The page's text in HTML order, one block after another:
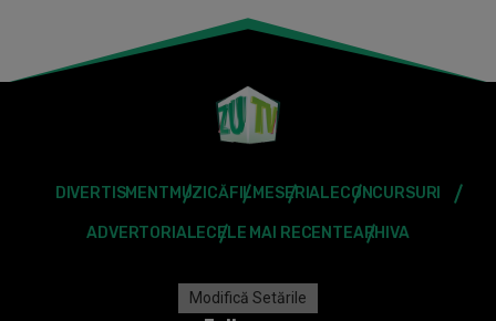
DIVERTISMENT MUZICĂFILMESERIALECONCURSURI
ADVERTORIALECELE MAI RECENTEARHIVA
Modifică Setările